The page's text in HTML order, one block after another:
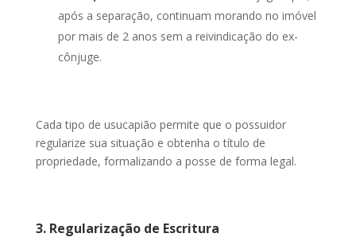
após a separação, continuam morando no imóvel
por mais de 2 anos sem a reivindicação do ex-
cônjuge.
Cada tipo de usucapião permite que o possuidor
regularize sua situação e obtenha o título de
propriedade, formalizando a posse de forma legal.
3. Regularização de Escritura